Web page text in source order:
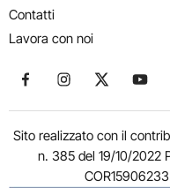
Contatti
Lavora con noi
Seguici su Facebook
Seguici suSeguici su
Sito realizzato con il
n. 385 del 19/10/2022